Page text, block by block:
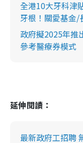
全港10大牙科津
牙根！關愛基金/
政府擬2025年推
參考醫療券模式
延伸閱讀：
最新政府工招聘